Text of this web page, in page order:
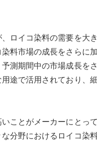
ロイコ染料の需要を大
料市場の成長をさらに
測期間中の市場成長を
途で活用されており、
ことがメーカーにとっ
分野におけるロイコ染